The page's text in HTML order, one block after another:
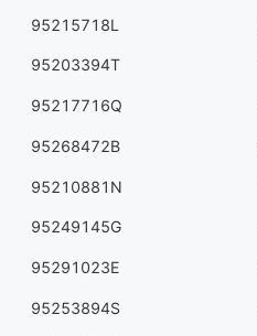
95215718L
95203394T
95217716Q
95268472B
95210881N
95249145G
95291023E
95253894S